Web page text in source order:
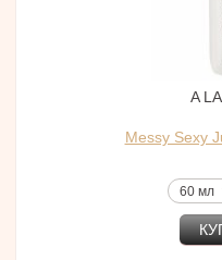
A
Messy Sexy
60 мл